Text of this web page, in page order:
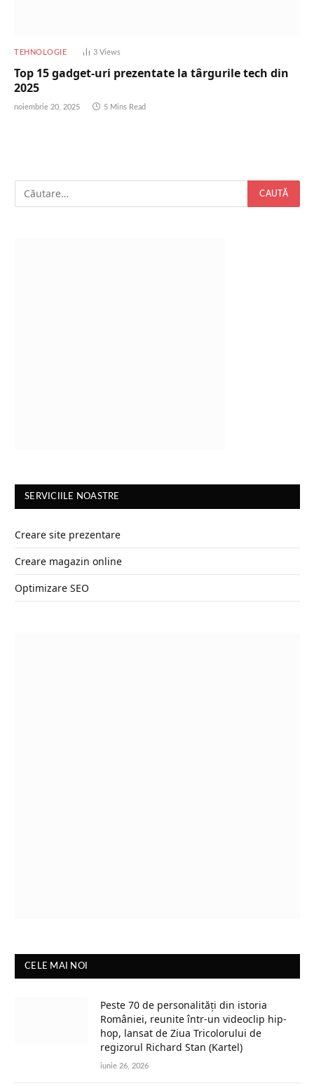
TEHNOLOGIE 3 Views
Top 15 gadget-uri prezentate la târgurile tech din
2025
noiembrie 20, 2025 5 Mins Read
SERVICIILE NOASTRE
Creare site prezentare
Creare magazin online
Optimizare SEO
CELE MAI NOI
Peste 70 de personalități din istoria
României, reunite într-un videoclip hip-
hop, lansat de Ziua Tricolorului de
regizorul Richard Stan (Kartel)
iunie 26, 2026